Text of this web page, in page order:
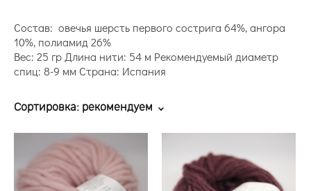
Состав: овечья шерсть первого сострига 64%, ангора
10%, полиамид 26%
Вес: 25 гр Длина нити: 54 м Рекомендуемый диаметр
спиц: 8-9 мм Страна: Испания
Сортировка: рекомендуем